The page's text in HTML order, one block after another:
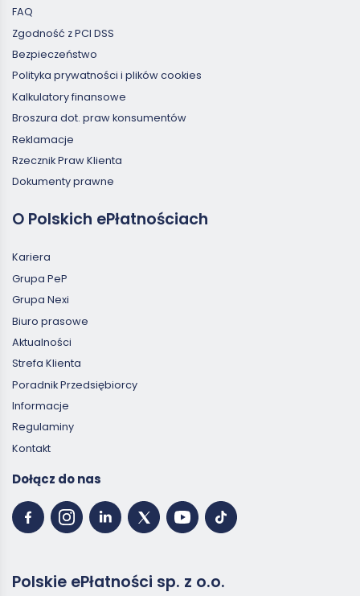
FAQ
Zgodność z PCI DSS
Bezpieczeństwo
Polityka prywatności i plików cookies
Kalkulatory finansowe
Broszura dot. praw konsumentów
Reklamacje
Rzecznik Praw Klienta
Dokumenty prawne
O Polskich ePłatnościach
Kariera
Grupa PeP
Grupa Nexi
Biuro prasowe
Aktualności
Strefa Klienta
Poradnik Przedsiębiorcy
Informacje
Regulaminy
Kontakt
Dołącz do nas
Polskie ePłatności sp. z o.o.